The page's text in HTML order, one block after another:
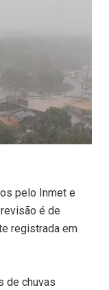
pelo Inmet e
é de
registrada em
de chuvas